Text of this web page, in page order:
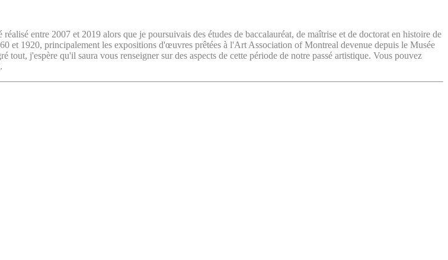
entre 2007 et 2019 alors que je poursuivais des études de baccalauréat, de maîtrise et de doctorat en histoire de
et 1920, principalement les expositions d'œuvres prêtées à l'Art Association of Montreal devenue depuis le Musée
j'espère qu'il saura vous renseigner sur des aspects de cette période de notre passé artistique. Vous pouvez
.